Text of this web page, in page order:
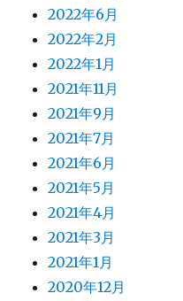
2022年6月
2022年2月
2022年1月
2021年11月
2021年9月
2021年7月
2021年6月
2021年5月
2021年4月
2021年3月
2021年1月
2020年12月